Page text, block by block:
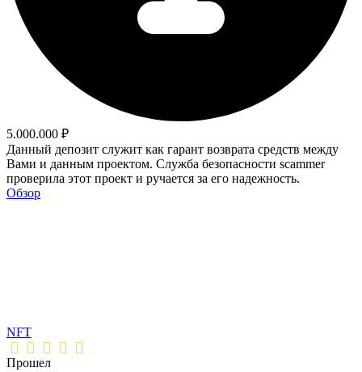
5.000.000 ₽
Данный депозит служит как гарант возврата средств между
Вами и данным проектом. Служба безопасности scammer
проверила этот проект и ручается за его надежность.
Обзор
NFT
Прошел